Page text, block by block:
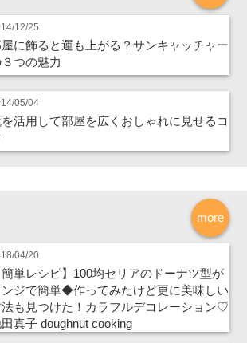
12/25
に飾ると運も上がる？サンキャッチャー
つの魅力
05/04
活用して部屋を広くおしゃれに見せるコ
more
04/20
簡単レシピ】100均セリアのドーナツ型が
ンジで簡単◆作ってみたけど更に美味しい
も見つけた！カラフルデコレーション♡
真子 doughnut cooking